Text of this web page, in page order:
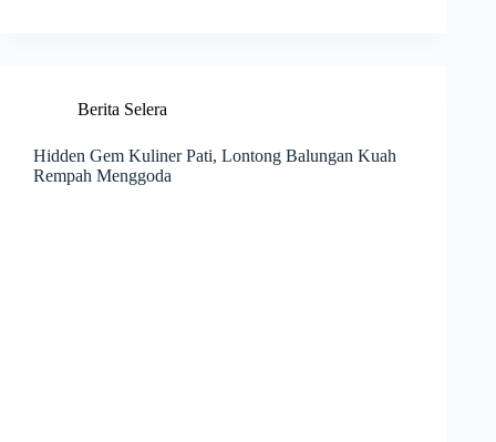
Berita Selera
Hidden Gem Kuliner Pati, Lontong Balungan Kuah
Rempah Menggoda